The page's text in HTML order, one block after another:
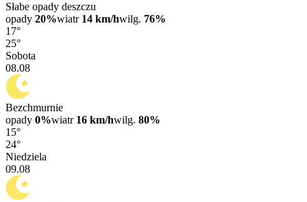
Słabe opady deszczu
opady 20%wiatr 14 km/hwilg. 76%
17°
25°
Sobota
08.08
Bezchmurnie
opady 0%wiatr 16 km/hwilg. 80%
15°
24°
Niedziela
09.08